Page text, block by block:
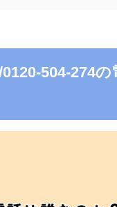
504-274